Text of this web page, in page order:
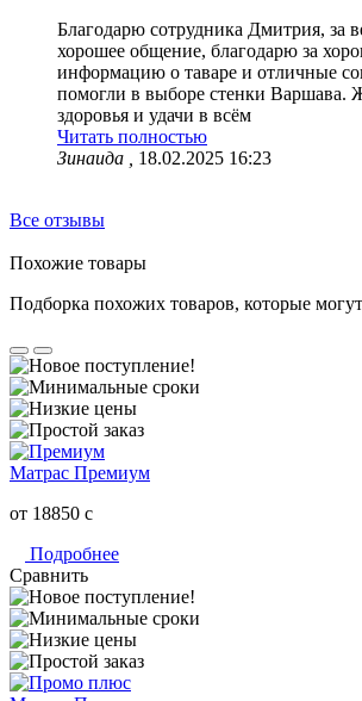
Благодарю сотрудника Дмитрия, за
хорошее общение, благодарю за
информацию о таваре и отличные
помогли в выборе стенки Варшава.
здоровья и удачи в всём
Читать полностью
Зинаида ,
18.02.2025 16:23
Все отзывы
Похожие товары
Подборка похожих товаров, которые
Матрас Премиум
от 18850 c
Подробнее
Сравнить